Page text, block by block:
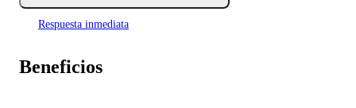
Respuesta inmediata
Beneficios